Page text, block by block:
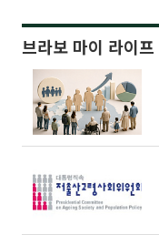
브라보 마이 라이프